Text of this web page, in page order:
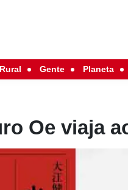
Gente Planeta
Oe viaja